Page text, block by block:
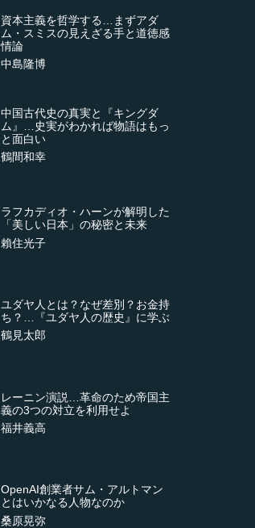
資本主義を哲学する…まずアダ
ム・スミスの見えざる手と道徳感
情論
中島隆博
中国古代史の真実と『キングダ
ム』…史実がわかれば物語はもっ
と面白い
鶴間和幸
ラフカディオ・ハーンが解明した
「美しい日本」の秘密と未来
賴住光子
ユダヤ人とは？なぜ差別？お金持
ち？…『ユダヤ人の歴史』に学ぶ
鶴見太郎
レーニン演説…革命のため帝国主
義の3つの対立を利用せよ
福井義高
OpenAI創業者サム・アルトマン
とはいかなる人物なのか
桑原晃弥